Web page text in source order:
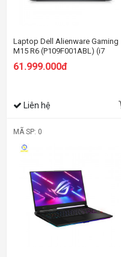
Laptop Dell Alienware Gaming
M15 R6 (P109F001ABL) (i7
SSD/RTX3060 6G/15.6 inch QHD
61.999.000đ
Liên hệ
MÃ SP: 0